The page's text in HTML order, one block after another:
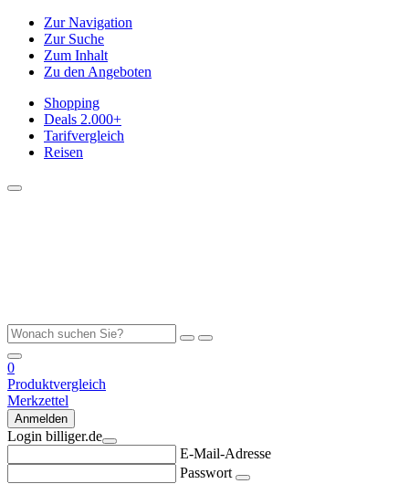
Zur Navigation
Zur Suche
Zum Inhalt
Zu den Angeboten
Shopping
Deals 2.000+
Tarifvergleich
Reisen
0
Produktvergleich
Merkzettel
Anmelden
Login billiger.de
E-Mail-Adresse
Passwort